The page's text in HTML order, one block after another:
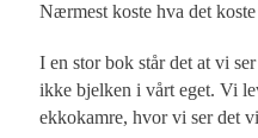
Nærmest koste hva det
I en stor bok står det at vi
ikke bjelken i vårt eget. Vi
ekkokamre, hvor vi ser det